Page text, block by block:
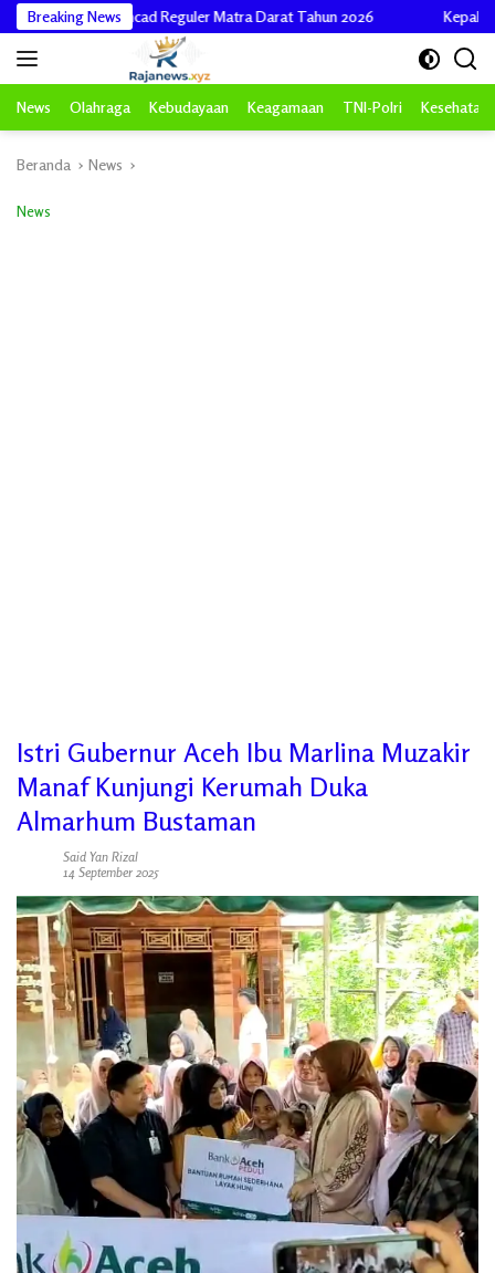
Langsung
ke
konten
Breaking News
Reguler Matra Darat Tahun 2026 Kepala Pos Wilayah
News Olahraga Kebudayaan Keagamaan TNI-Polri Kesehatan
Beranda News
News
Istri Gubernur Aceh Ibu Marlina Muzakir
Manaf Kunjungi Kerumah Duka
Almarhum Bustaman
Said Yan Rizal
14 September 2025